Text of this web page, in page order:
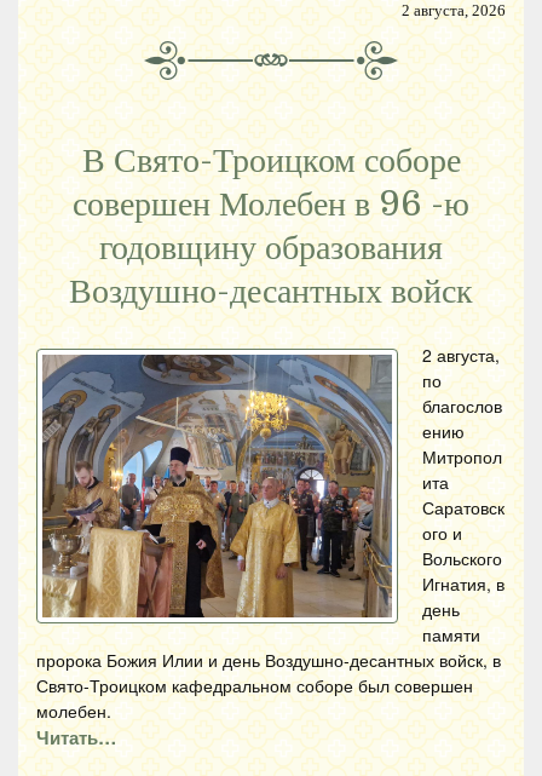
2 августа, 2026
В Свято-Троицком соборе
совершен Молебен в 96 -ю
годовщину образования
Воздушно-десантных войск
2 августа,
по
благослов
ению
Митропол
ита
Саратовск
ого и
Вольского
Игнатия, в
день
памяти
пророка Божия Илии и день Воздушно-десантных войск, в
Свято-Троицком кафедральном соборе был совершен
молебен.
Читать…